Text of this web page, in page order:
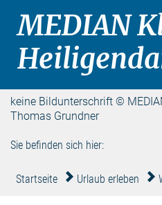
keine Bildunterschrift ©
Thomas Grundner
MEDIAN
Sie befinden sich hier:
Startseite Urlaub erleben